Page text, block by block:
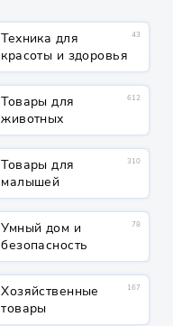
Техника для
красоты и здоровья
43
Товары для
животных
612
Товары для
малышей
310
Умный дом и
безопасность
78
Хозяйственные
товары
167